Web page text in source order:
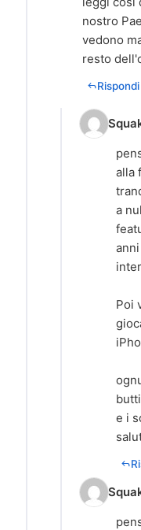
nostro
vedono
resto
Rispondi
alla
a
Poi
e i